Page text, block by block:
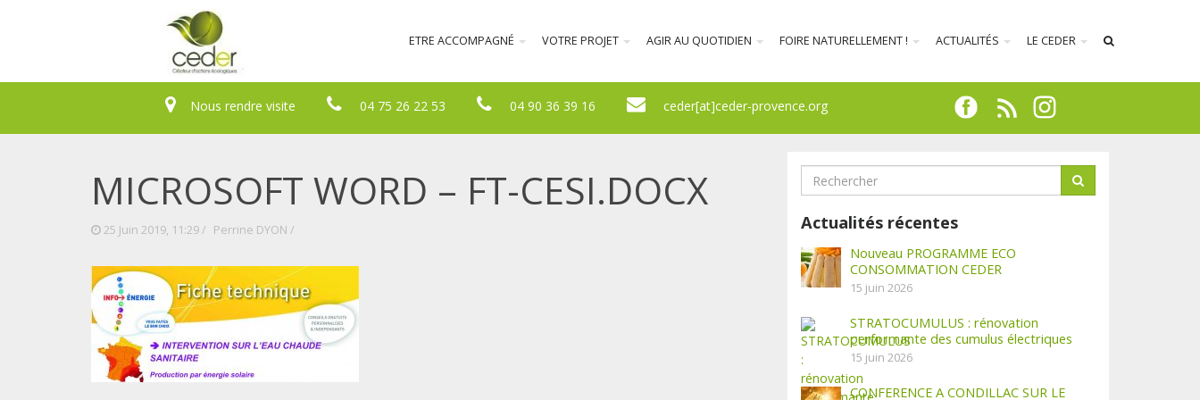
ETRE ACCOMPAGNÉ VOTRE PROJET AGIR AU QUOTIDIEN FOIRE NATURELLEMENT ! ACTUALITÉS LE CEDER
Nous rendre visite 04 75 26 22 53 04 90 36 39 16 ceder[at]ceder-provence.org
MICROSOFT WORD – FT-CESI.DOCX
25 Juin 2019, 11:29 / Perrine DYON / Actualités récentes
Nouveau PROGRAMME ECO
CONSOMMATION CEDER
15 juin 2026
STRATOCUMULUS : rénovation
performante des cumulus électriques
15 juin 2026
CONFERENCE A CONDILLAC SUR LE